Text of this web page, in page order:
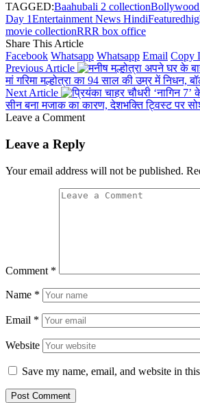
TAGGED:Baahubali 2 collection
Day 1Entertainment News HindiFeatured
movie collectionRRR box office
Share This Article
Facebook Whatsapp Whatsapp Email Copy
Previous Article
मां गरिमा मल्होत्रा का 94 साल की उम्र में निधन,
Next Article
सीन बना मजाक का कारण, देशभक्ति ट्विस्ट पर
Leave a Comment
Leave a Reply
Your email address will not be published.
Comment *
Name *
Email *
Website
Save my name, email, and website in